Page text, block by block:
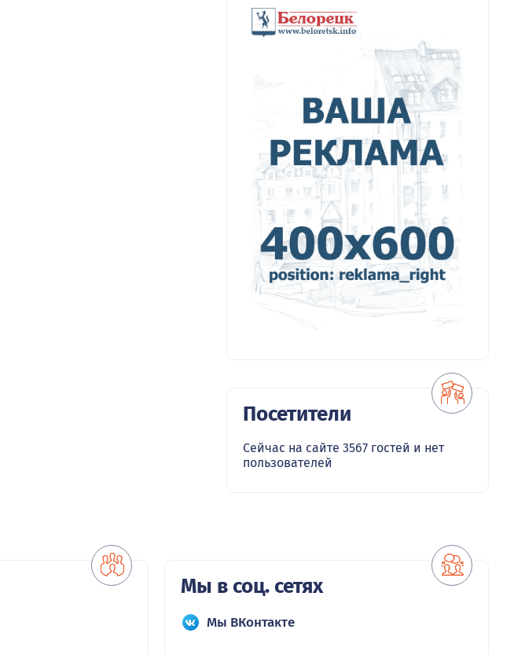
Посетители
Сейчас на сайте 3567 гостей и нет
пользователей
Мы в соц. сетях
Мы ВКонтакте